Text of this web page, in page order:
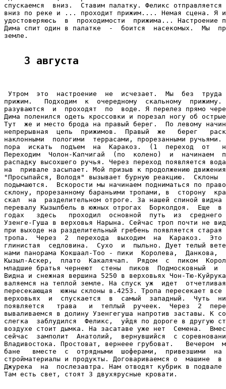
спускаемся  вниз.  Ставим палатку. Феликс отправляется
вниз по реке и ... проходит прижим.... Немая сцена. Я
удостоверяюсь  в  проходимости  прижима... Настроение
Дима спит один в палатке  -  боится  насекомых.  Мы
земле.
3 августа
Утром  это  настроение  не  исчезает.  Мы  без  труда
прижим.   Подходим  к  очередному  скальному  прижиму.
разуваются  и  проходят  по  воде. Я перелез прямо
Дима поленился одеть кроссовки и порезал ногу об
Тут  же и место брода на правый берег.  По левому
непрерывная  цепь  прижимов.  Правый  же   берег
наклонными  пологими  террасами, прорезанными
пора  искать  подъем  на  Каракоз.  (1  переход  от
Переходим  Чолон-Капчигай  (по  колено)  и  начинаем
распадку высохшего ручья. Через переход появляется
на  привале засыпает. Мой призыв к продолжению
"Просыпайся, Володя" вызывает бурную реакцию.  Склоны
подымаются.  Вскорости мы начинаем подниматься по
склону, прорезанному бараньими тропами, в  сторону
скал  на  разделительном отроге. За нашей спиной видна
перевалу Кызылбель в южных отрогах  Борколдоя.  Еще
годах   здесь   проходил  основной  путь  из  среднего
Узенге-Гуша в верховья Нарына. Сейчас троп почти не
при выходе на разделительный гребень появляется старая
тропа.  Через  2  перехода  выходим  на  Каракоз.  Это
глинистая  седловина.  Сухо  и  пыльно. Дует телый
нами панорама Кокшаал-Тоо - пики  Королева,  Данкова,
Кызыл-Аскер,  плато  Какалячап.  Рядом  с  пиком
младшие братья чернеют  стены  пиков  Подмосковный  и
Видна и снежная вершина 5250 в верховьях Чон-Тю-
валяемся на теплой земле. На спуск уж  идет
пересекающая  южны склоны в.4253. Тропа пересекает
верховьях  и  спускается  в  самый  западный.  Чуть
появляется   трава   и  теплый  ручеек.  Через  2
вываливаемся в долину Узенгегуша напротив заставы. К
слегка  заблудился  Феликс,  уйдя по дороге в другую
воздухе стоит дымка. На засатаве уже нет  Семена.
сейчас  замполит  Анатолий,  вернувшийся  с
Владивостока. Простоват, вернеее грубоват.   Вечером
бане   вместе  с  отрядными  шоферами,  привезшими  на
стройматериалы и продукты. Договариваемся о  машине  в
Джурека  на  послезавтра. Нам отводят кубрик в подвале
Там есть свет, стоят 3 двухярусные кровати.